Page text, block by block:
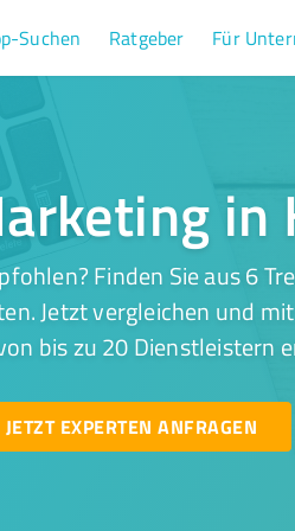
Suchen Ratgeber Für
in
Finden Sie aus 6
Jetzt vergleichen und
bis zu 20 Dienstleistern
JETZT EXPERTEN ANFRAGEN